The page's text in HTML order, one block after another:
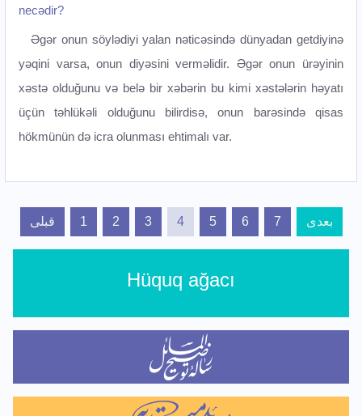
necədir?
Əgər onun söylədiyi yalan nəticəsində dünyadan getdiyinə
yəqini varsa, onun diyəsini verməlidir. Əgər onun ürəyinin
xəstə olduğunu və belə bir xəbərin bu kimi xəstələrin həyatı
üçün təhlükəli olduğunu bilirdisə, onun barəsində qisas
hökmünün də icra olunması ehtimalı var.
قبلی 1 2 3 4 5 6 7 بعدی
Hüquq ağacı